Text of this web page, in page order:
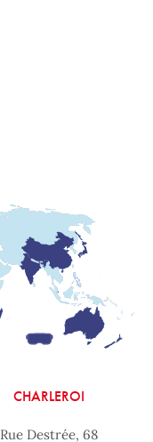
CHARLEROI
Rue Destrée, 68